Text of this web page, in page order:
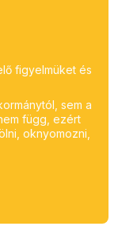
figyelmüket és
sem a
függ, ezért
oknyomozni,